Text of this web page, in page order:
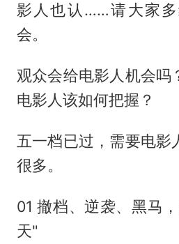
影人也认……请大家
会。
观众会给电影人机会吗
电影人该如何把握？
五一档已过，需要电影
很多。
01 撤档、逆袭、黑马
天"